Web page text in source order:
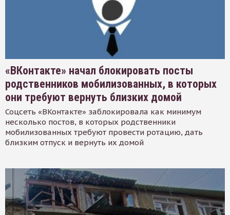
«ВКонтакте» начал блокировать посты
родственников мобилизованных, в которых
они требуют вернуть близких домой
Соцсеть «ВКонтакте» заблокировала как минимум
несколько постов, в которых родственники
мобилизованных требуют провести ротацию, дать
близким отпуск и вернуть их домой